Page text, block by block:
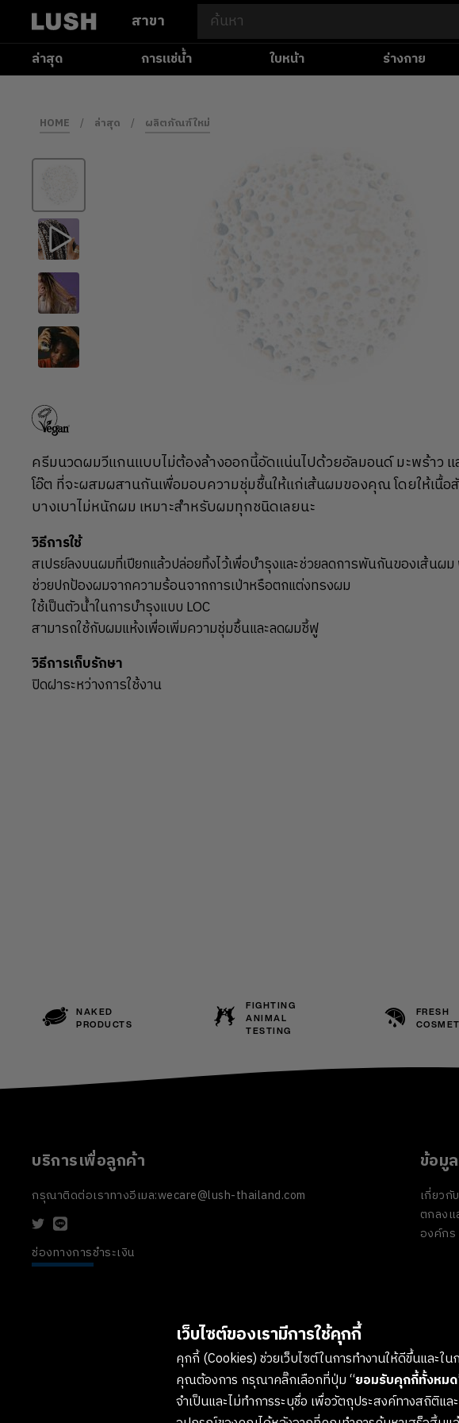
สาขา
ล่าสุด
การแช่น้ำ ใบหน้า ร่างกาย
HOME / ล่าสุด / ผลิตภัณฑ์ใหม่
ครีมนวดผมวีแกนแบบไม่ต้องล้างออกนี้อัดแน่นไปด้วยอัลมอนด์ มะพร้าว แ
โอ๊ต ที่จะผสมผสานกันเพื่อมอบความชุ่มชื้นให้แก่เส้นผมของคุณ โดยให้เนื้อ
บางเบาไม่หนักผม เหมาะสำหรับผมทุกชนิดเลยนะ
วิธีการใช้
สเปรย์ลงบนผมที่เปียกแล้วปล่อยทิ้งไว้เพื่อบำรุงและช่วยลดการพันกันของเส้นผ
ช่วยปกป้องผมจากความร้อนจากการเป่าหรือตกแต่งทรงผม
ใช้เป็นตัวน้ำในการบำรุงแบบ LOC
สามารถใช้กับผมแห้งเพื่อเพิ่มความชุ่มชื้นและลดผมชี้ฟู
วิธีการเก็บรักษา
ปิดฝาระหว่างการใช้งาน
NAKED
PRODUCTS
FIGHTING
ANIMAL
TESTING
FRESH
บริการเพื่อลูกค้า
กรุณาติดต่อเราทางอีเมล:wecare@lush-thailand.com
ข้อมู
เกี่ยวกั
ตกลงแ
องค์กร
ช่องทางการชำระเงิน
เว็บไซต์ของเรามีการใช้คุกกี้
คุกกี้ (Cookies) ช่วยเว็บไซต์ในการทำงานให้ดีขึ้นและใ
คุณต้องการ กรุณาคลิ๊กเลือกที่ปุ่ม “ยอมรับคุกกี้ทั้งหมด
จำเป็นและไม่ทำการระบุชื่อ เพื่อวัตถุประสงค์ทางสถิติแ